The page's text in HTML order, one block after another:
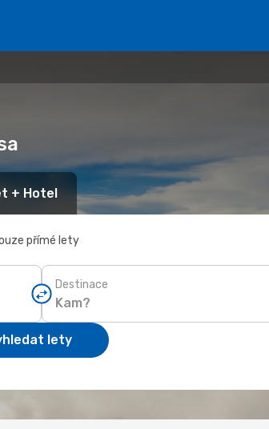
+ Hotel
přímé lety
Destinace
lety